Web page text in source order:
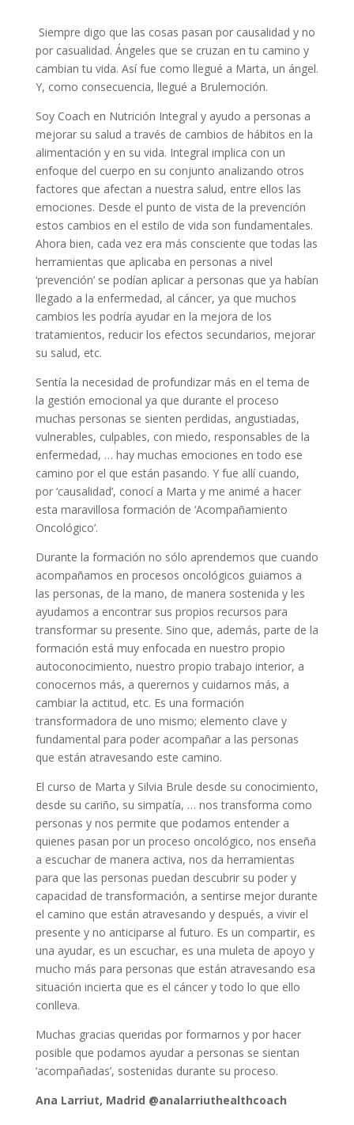
Siempre digo que las cosas pasan por causalidad y no
por casualidad. Ángeles que se cruzan en tu camino y
cambian tu vida. Así fue como llegué a Marta, un ángel.
Y, como consecuencia, llegué a Brulemoción.
Soy Coach en Nutrición Integral y ayudo a personas a
mejorar su salud a través de cambios de hábitos en la
alimentación y en su vida. Integral implica con un
enfoque del cuerpo en su conjunto analizando otros
factores que afectan a nuestra salud, entre ellos las
emociones. Desde el punto de vista de la prevención
estos cambios en el estilo de vida son fundamentales.
Ahora bien, cada vez era más consciente que todas las
herramientas que aplicaba en personas a nivel
‘prevención’ se podían aplicar a personas que ya habían
llegado a la enfermedad, al cáncer, ya que muchos
cambios les podría ayudar en la mejora de los
tratamientos, reducir los efectos secundarios, mejorar
su salud, etc.
Sentía la necesidad de profundizar más en el tema de
la gestión emocional ya que durante el proceso
muchas personas se sienten perdidas, angustiadas,
vulnerables, culpables, con miedo, responsables de la
enfermedad, … hay muchas emociones en todo ese
camino por el que están pasando. Y fue allí cuando,
por ‘causalidad’, conocí a Marta y me animé a hacer
esta maravillosa formación de ‘Acompañamiento
Oncológico’.
Durante la formación no sólo aprendemos que cuando
acompañamos en procesos oncológicos guiamos a
las personas, de la mano, de manera sostenida y les
ayudamos a encontrar sus propios recursos para
transformar su presente. Sino que, además, parte de la
formación está muy enfocada en nuestro propio
autoconocimiento, nuestro propio trabajo interior, a
conocernos más, a querernos y cuidarnos más, a
cambiar la actitud, etc. Es una formación
transformadora de uno mismo; elemento clave y
fundamental para poder acompañar a las personas
que están atravesando este camino.
El curso de Marta y Silvia Brule desde su conocimiento,
desde su cariño, su simpatía, … nos transforma como
personas y nos permite que podamos entender a
quienes pasan por un proceso oncológico, nos enseña
a escuchar de manera activa, nos da herramientas
para que las personas puedan descubrir su poder y
capacidad de transformación, a sentirse mejor durante
el camino que están atravesando y después, a vivir el
presente y no anticiparse al futuro. Es un compartir, es
una ayudar, es un escuchar, es una muleta de apoyo y
mucho más para personas que están atravesando esa
situación incierta que es el cáncer y todo lo que ello
conlleva.
Muchas gracias queridas por formarnos y por hacer
posible que podamos ayudar a personas se sientan
‘acompañadas’, sostenidas durante su proceso.
Ana Larriut, Madrid @analarriuthealthcoach